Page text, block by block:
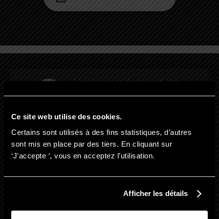
Ce site web utilise des cookies.
Certains sont utilisés à des fins statistiques, d’autres
sont mis en place par des tiers. En cliquant sur
‘J'accepte ‘, vous en acceptez l’utilisation.
Afficher les détails
Le plus grand respect des
protocoles de traitement
Les meilleurs résultats grâce
aux dernières technologies
de pointe
Des offres exceptionnelles
pour vous proposer des prix
imbattables